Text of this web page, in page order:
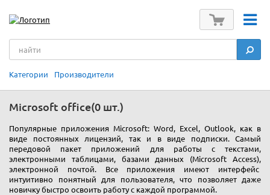
Категории Производители
Microsoft office(0 шт.)
Популярные приложения Microsoft: Word, Excel, Outlook, как в
виде постоянных лицензий, так и в виде подписки. Самый
передовой пакет приложений для работы с текстами,
электронными таблицами, базами данных (Microsoft Access),
электронной почтой. Все приложения имеют интерфейс
интуитивно понятный для пользователя, что позволяет даже
новичку быстро освоить работу с каждой программой.